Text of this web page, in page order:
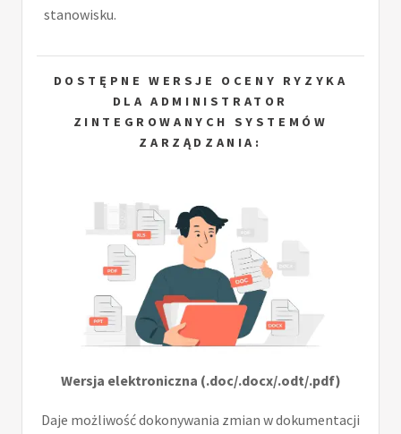
stanowisku.
DOSTĘPNE WERSJE OCENY RYZYKA
DLA ADMINISTRATOR
ZINTEGROWANYCH SYSTEMÓW
ZARZĄDZANIA:
Wersja elektroniczna (.doc/.docx/.odt/.pdf)
Daje możliwość dokonywania zmian w dokumentacji